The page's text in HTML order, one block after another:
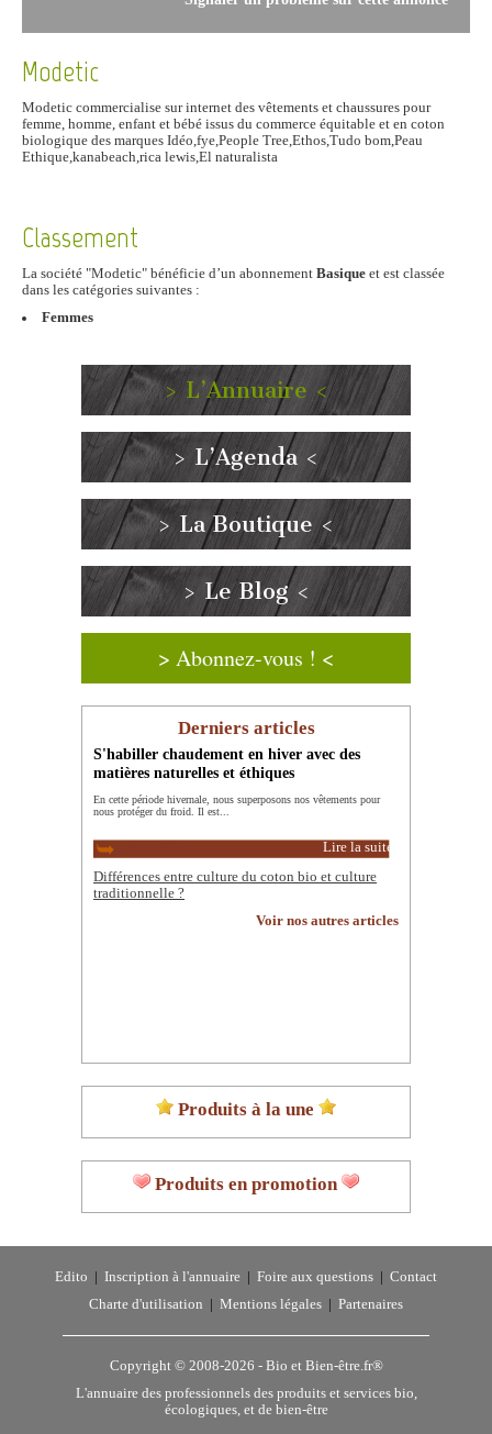
Modetic
Modetic commercialise sur internet des vêtements et chaussures pour
femme, homme, enfant et bébé issus du commerce équitable et en coton
biologique des marques Idéo,fye,People Tree,Ethos,Tudo bom,Peau
Ethique,kanabeach,rica lewis,El naturalista
Classement
La société "Modetic" bénéficie d’un abonnement Basique et est classée
dans les catégories suivantes :
Femmes
> L’Annuaire <
> L’Agenda <
> La Boutique <
> Le Blog <
> Abonnez-vous ! <
Derniers articles
S'habiller chaudement en hiver avec des
matières naturelles et éthiques
En cette période hivernale, nous superposons nos vêtements pour
nous protéger du froid. Il est...
Lire la suite
Différences entre culture du coton bio et culture
traditionnelle ?
Voir nos autres articles
Produits à la une
Produits en promotion
Edito Inscription à l'annuaire Foire aux questions
Contact
Charte d'utilisation
Mentions légales Partenaires
Copyright © 2008-2026 - Bio et Bien-être.fr®
L'annuaire des professionnels des produits et services bio,
écologiques, et de bien-être